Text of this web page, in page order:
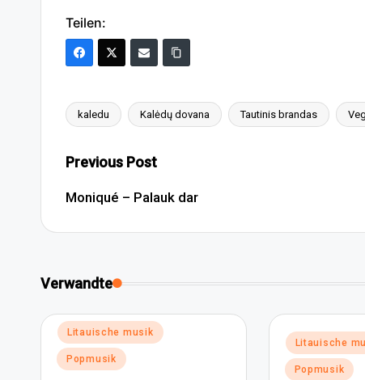
Teilen:
Tags:
kaledu Kalėdų dovana Tautinis brandas
Post
navigation
Previous Post
Moniqué – Palauk dar
Verwandte
Posted
in
Litauische musik
Popmusik
Posted
in
Litauische
Popmusik